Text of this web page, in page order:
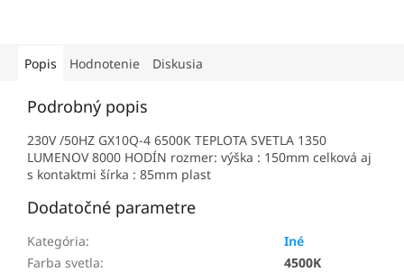
Popis Hodnotenie Diskusia
Podrobný popis
230V /50HZ GX10Q-4 6500K TEPLOTA SVETLA 1350
LUMENOV 8000 HODÍN rozmer: výška : 150mm celková aj
s kontaktmi šírka : 85mm plast
Dodatočné parametre
Kategória:
Iné
Farba svetla:
4500K